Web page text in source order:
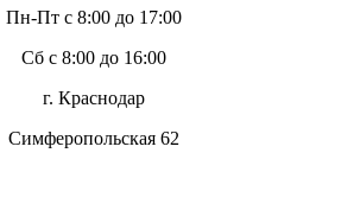
Пн-Пт с 8:00 до 17:00
Сб с 8:00 до 16:00
г. Краснодар
Симферопольская 62